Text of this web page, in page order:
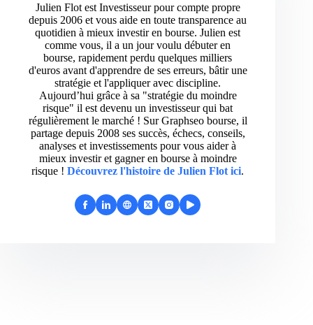
Julien Flot est Investisseur pour compte propre
depuis 2006 et vous aide en toute transparence au
quotidien à mieux investir en bourse. Julien est
comme vous, il a un jour voulu débuter en
bourse, rapidement perdu quelques milliers
d'euros avant d'apprendre de ses erreurs, bâtir une
stratégie et l'appliquer avec discipline.
Aujourd’hui grâce à sa "stratégie du moindre
risque" il est devenu un investisseur qui bat
régulièrement le marché ! Sur Graphseo bourse, il
partage depuis 2008 ses succès, échecs, conseils,
analyses et investissements pour vous aider à
mieux investir et gagner en bourse à moindre
risque ! Découvrez l'histoire de Julien Flot ici.